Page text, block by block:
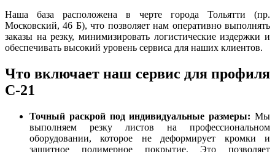
Наша база расположена в черте города Тольятти (пр.
Московский, 46 Б), что позволяет нам оперативно выполнять
заказы на резку, минимизировать логистические издержки и
обеспечивать высокий уровень сервиса для наших клиентов.
Что включает наш сервис для профиля
С-21
Точный раскрой под индивидуальные размеры: Мы
выполняем резку листов на профессиональном
оборудовании, которое не деформирует кромки и
защитное полимерное покрытие. Это позволяет